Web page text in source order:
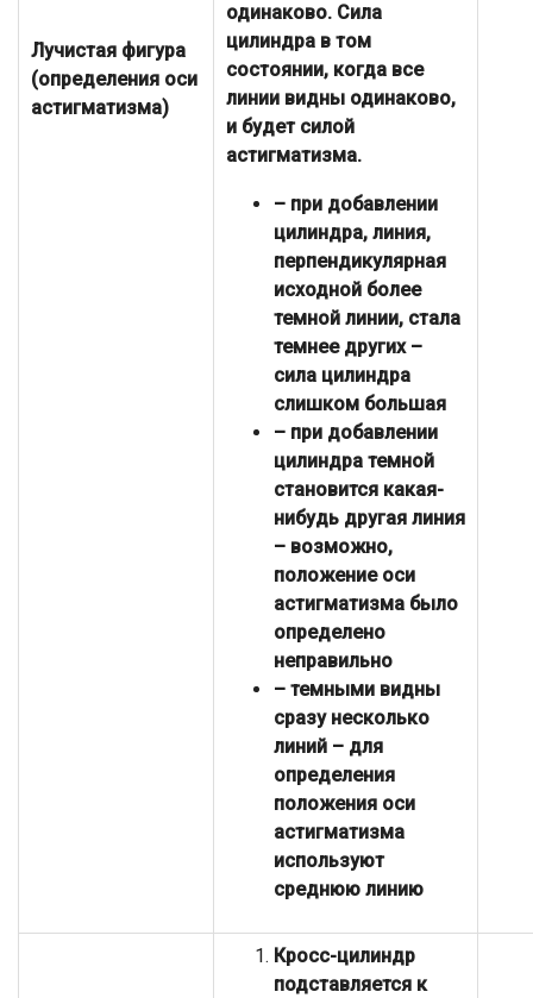
Лучистая фигура
(определения оси
астигматизма)
одинаково. Сила
цилиндра в том
состоянии, когда все
линии видны одинаково,
и будет силой
астигматизма.
– при добавлении
цилиндра, линия,
перпендикулярная
исходной более
темной линии, стала
темнее других –
сила цилиндра
слишком большая
– при добавлении
цилиндра темной
становится какая-
нибудь другая линия
– возможно,
положение оси
астигматизма было
определено
неправильно
– темными видны
сразу несколько
линий – для
определения
положения оси
астигматизма
используют
среднюю линию
Кросс-цилиндр
подставляется к